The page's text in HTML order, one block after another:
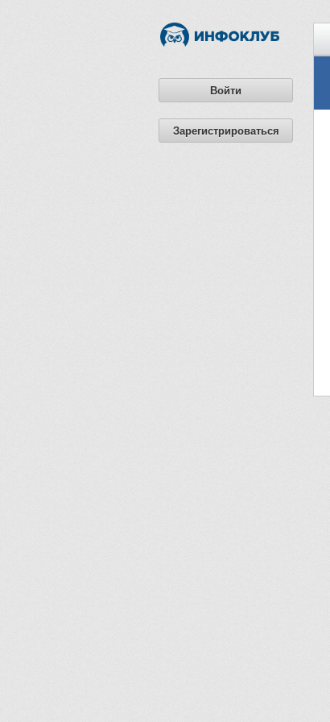
Войти
Зарегистрироваться